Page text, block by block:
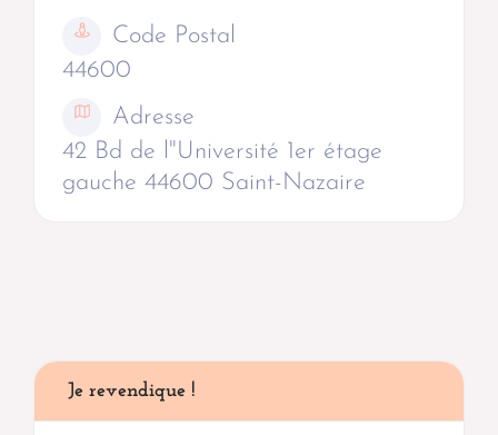
Code Postal
44600
Adresse
42 Bd de l"Université 1er étage
gauche 44600 Saint-Nazaire
Je revendique !